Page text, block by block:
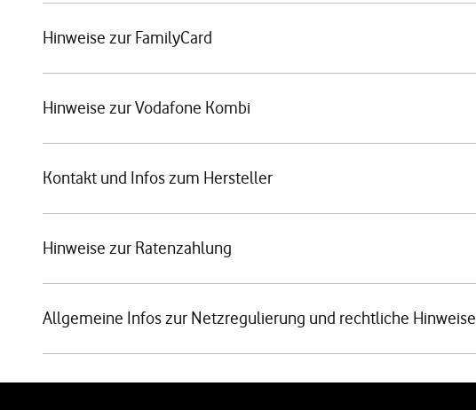
Hinweise zur FamilyCard
Hinweise zur Vodafone Kombi
Kontakt und Infos zum Hersteller
Hinweise zur Ratenzahlung
Allgemeine Infos zur Netzregulierung und rechtliche Hinweise